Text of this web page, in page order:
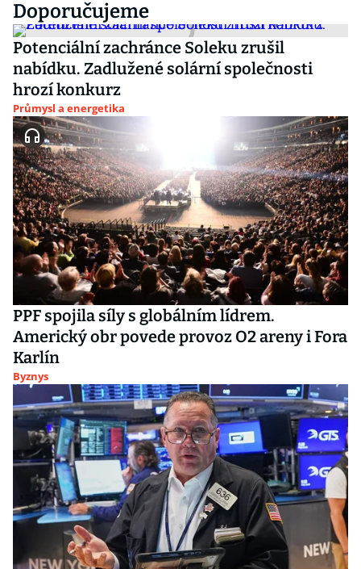
Doporučujeme
Potenciální zachránce Soleku zrušil
nabídku. Zadlužené solární společnosti
hrozí konkurz
Průmysl a energetika
PPF spojila síly s globálním lídrem.
Americký obr povede provoz O2 areny i Fora
Karlín
Byznys